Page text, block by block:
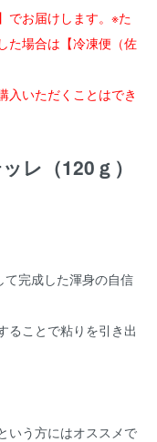
でお届けします。※た
た場合は【冷凍便（佐
入いただくことはでき
レ（120ｇ）
完成した渾身の自信
ることで粘りを引き出
いう方にはオススメで